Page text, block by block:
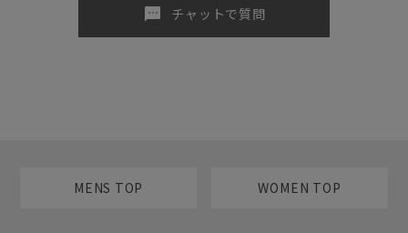
sms チャットで質問
MENS TOP WOMEN TOP